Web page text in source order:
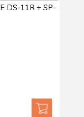
DS-11R + SP-